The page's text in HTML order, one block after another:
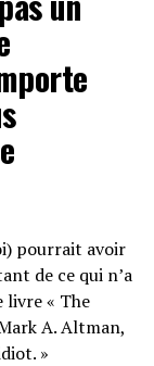
pourrait avoir
de ce qui n’a
livre « The
A. Altman,
»